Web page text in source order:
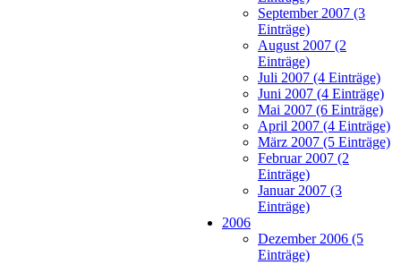
September 2007 (3
Einträge)
August 2007 (2
Einträge)
Juli 2007 (4 Einträge)
Juni 2007 (4 Einträge)
Mai 2007 (6 Einträge)
April 2007 (4 Einträge)
März 2007 (5 Einträge)
Februar 2007 (2
Einträge)
Januar 2007 (3
Einträge)
2006
Dezember 2006 (5
Einträge)